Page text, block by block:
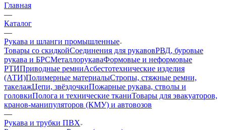
Главная
—
Каталог
—
Рукава и шланги промышленные
Товары со скидкойСоединения для рукавовРВД, буровые
рукава и БРСМеталлорукаваФормовые и неформовые
РТИПриводные ремниАсбестотехнические изделия
(АТИ)Полимерные материалыСтропы, стяжные ремни,
такелажЦепи, звёздочкиПожарные рукава, стволы и
головкиПолога и технические тканиТовары для эвакуаторов,
кранов-манипуляторов (КМУ) и автовозов
—
Рукава и трубки ПВХ